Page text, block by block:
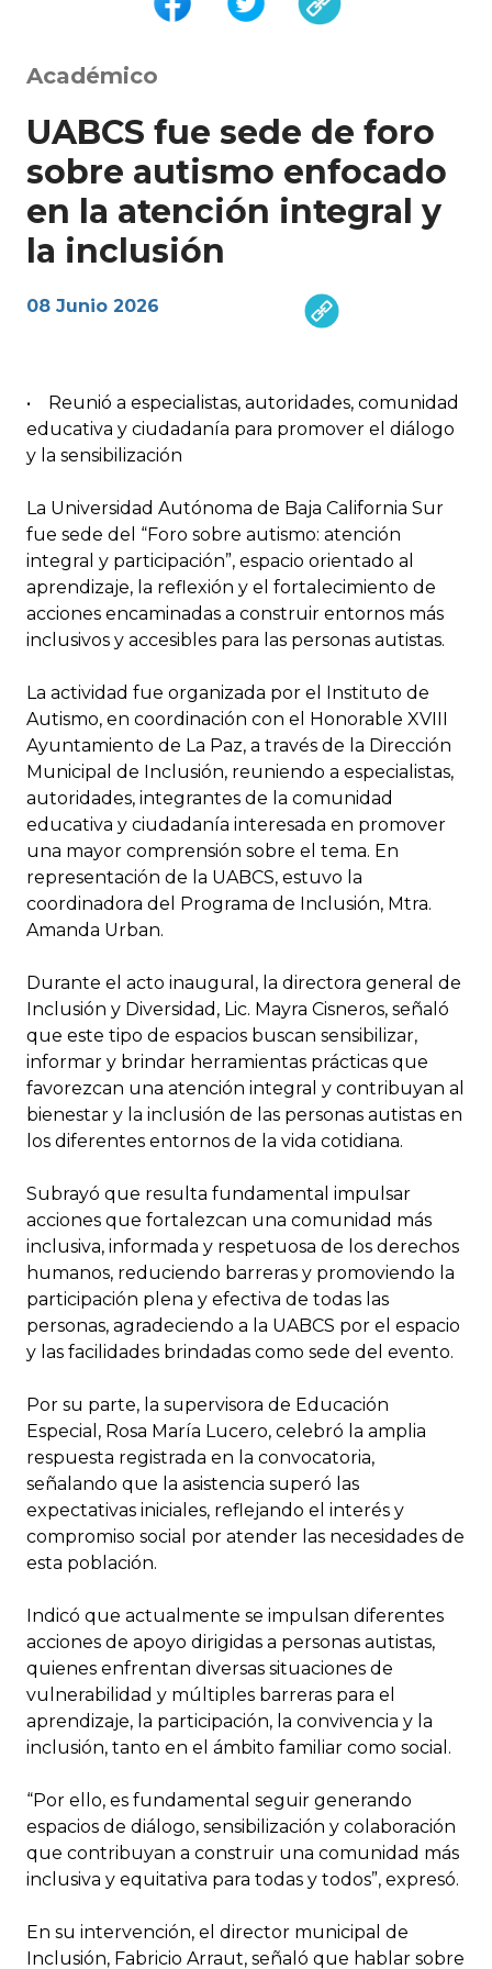
Académico
UABCS fue sede de foro
sobre autismo enfocado
en la atención integral y
la inclusión
08 Junio 2026
• Reunió a especialistas, autoridades, comunidad
educativa y ciudadanía para promover el diálogo
y la sensibilización
La Universidad Autónoma de Baja California Sur
fue sede del “Foro sobre autismo: atención
integral y participación”, espacio orientado al
aprendizaje, la reflexión y el fortalecimiento de
acciones encaminadas a construir entornos más
inclusivos y accesibles para las personas autistas.
La actividad fue organizada por el Instituto de
Autismo, en coordinación con el Honorable XVIII
Ayuntamiento de La Paz, a través de la Dirección
Municipal de Inclusión, reuniendo a especialistas,
autoridades, integrantes de la comunidad
educativa y ciudadanía interesada en promover
una mayor comprensión sobre el tema. En
representación de la UABCS, estuvo la
coordinadora del Programa de Inclusión, Mtra.
Amanda Urban.
Durante el acto inaugural, la directora general de
Inclusión y Diversidad, Lic. Mayra Cisneros, señaló
que este tipo de espacios buscan sensibilizar,
informar y brindar herramientas prácticas que
favorezcan una atención integral y contribuyan al
bienestar y la inclusión de las personas autistas en
los diferentes entornos de la vida cotidiana.
Subrayó que resulta fundamental impulsar
acciones que fortalezcan una comunidad más
inclusiva, informada y respetuosa de los derechos
humanos, reduciendo barreras y promoviendo la
participación plena y efectiva de todas las
personas, agradeciendo a la UABCS por el espacio
y las facilidades brindadas como sede del evento.
Por su parte, la supervisora de Educación
Especial, Rosa María Lucero, celebró la amplia
respuesta registrada en la convocatoria,
señalando que la asistencia superó las
expectativas iniciales, reflejando el interés y
compromiso social por atender las necesidades de
esta población.
Indicó que actualmente se impulsan diferentes
acciones de apoyo dirigidas a personas autistas,
quienes enfrentan diversas situaciones de
vulnerabilidad y múltiples barreras para el
aprendizaje, la participación, la convivencia y la
inclusión, tanto en el ámbito familiar como social.
“Por ello, es fundamental seguir generando
espacios de diálogo, sensibilización y colaboración
que contribuyan a construir una comunidad más
inclusiva y equitativa para todas y todos”, expresó.
En su intervención, el director municipal de
Inclusión, Fabricio Arraut, señaló que hablar sobre